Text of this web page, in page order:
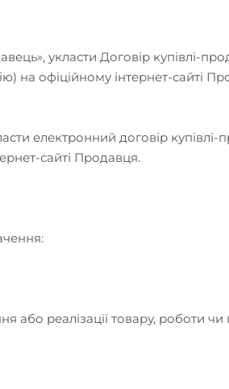
укласти Договір купівлі-
на офіційному інтернет-сайті
електронний договір купівлі-
сайті Продавця.
або реалізації товару, роботи